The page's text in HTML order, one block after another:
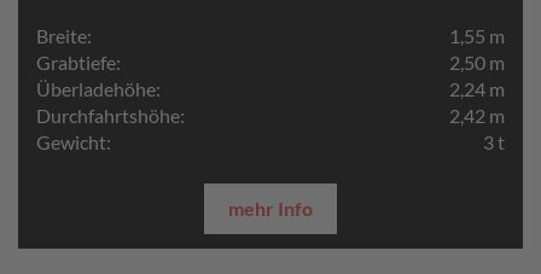
Breite:
1,55 m
Grabtiefe:
2,50 m
Überladehöhe:
2,24 m
Durchfahrtshöhe:
2,42 m
Gewicht:
3 t
mehr Info